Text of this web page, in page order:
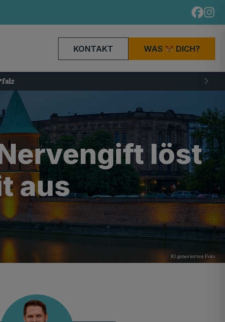
KONTAKT WAS DICH?
löst
aus
KI generiertes Foto